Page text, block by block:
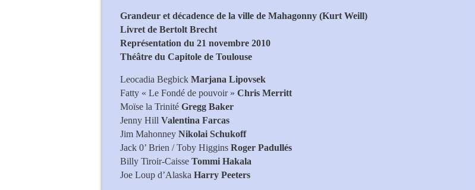
Grandeur et décadence de la ville de Mahagonny (Kurt Weill)
Livret de Bertolt Brecht
Représentation du 21 novembre 2010
Théâtre du Capitole de Toulouse
Leocadia Begbick Marjana Lipovsek
Fatty « Le Fondé de pouvoir » Chris Merritt
Moïse la Trinité Gregg Baker
Jenny Hill Valentina Farcas
Jim Mahonney Nikolai Schukoff
Jack 0’ Brien / Toby Higgins Roger Padullés
Billy Tiroir-Caisse Tommi Hakala
Joe Loup d’Alaska Harry Peeters